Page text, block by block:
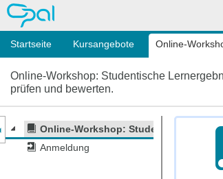
OPAL
Startseite Kursangebote Online-
Online-Workshop: Studentische
prüfen und bewerten.
Online-Workshop: Studentische
Anmeldung
des Kursmenüs